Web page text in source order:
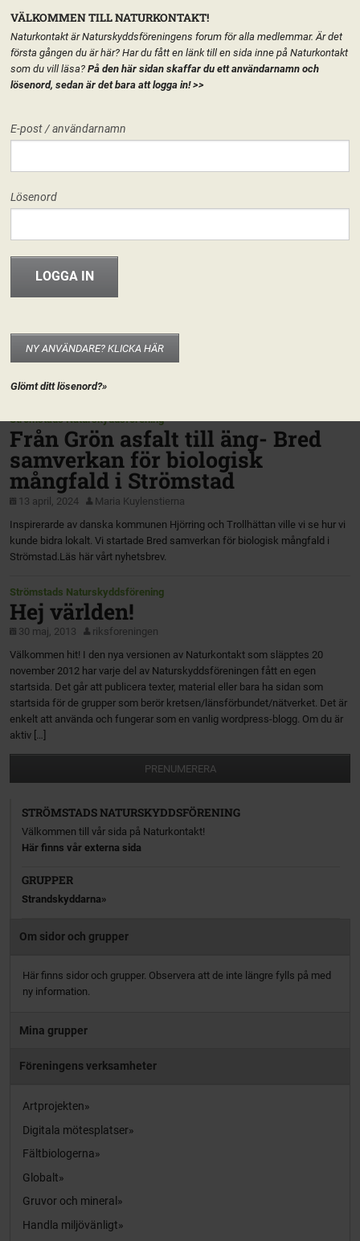
FORUM
INFO & MATERIAL
HEM FÖRENINGEN STRÖMSTADS NATURSKYDDSFÖRENING
Strömstads Naturskyddsförening
Från Grön asfalt till äng- Bred
samverkan för biologisk
mångfald i Strömstad
13 april, 2024
Maria Kuylenstierna
Inspirerarde av danska kommunen Hjörring och Trollhättan ville vi se hur vi
kunde bidra lokalt. Vi startade Bred samverkan för biologisk mångfald i
Strömstad.Läs här vårt nyhetsbrev.
Strömstads Naturskyddsförening
Hej världen!
30 maj, 2013
riksforeningen
Välkommen hit! I den nya versionen av Naturkontakt som släpptes 20
november 2012 har varje del av Naturskyddsföreningen fått en egen
startsida. Det går att publicera texter, material eller bara ha sidan som
startsida för de grupper som berör kretsen/länsförbundet/nätverket. Det är
enkelt att använda och fungerar som en vanlig wordpress-blogg. Om du är
aktiv […]
PRENUMERERA
STRÖMSTADS NATURSKYDDSFÖRENING
Välkommen till vår sida på Naturkontakt!
Här finns vår externa sida
GRUPPER
Strandskyddarna
VÄLKOMMEN TILL NATURKONTAKT!
Naturkontakt är Naturskyddsföreningens forum för alla medlemmar. Är det
första gången du är här? Har du fått en länk till en sida inne på Naturkontakt
som du vill läsa? På den här sidan skaffar du ett användarnamn och
lösenord, sedan är det bara att logga in!>>
E-post / användarnamn
Lösenord
NY ANVÄNDARE? KLICKA HÄR
Glömt ditt lösenord?»
Om sidor och grupper
Här finns sidor och grupper. Observera att de inte längre fylls på med
ny information.
Mina grupper
Föreningens verksamheter
Artprojekten
Digitala mötesplatser
Fältbiologerna
Globalt
Gruvor och mineral
Handla miljövänligt